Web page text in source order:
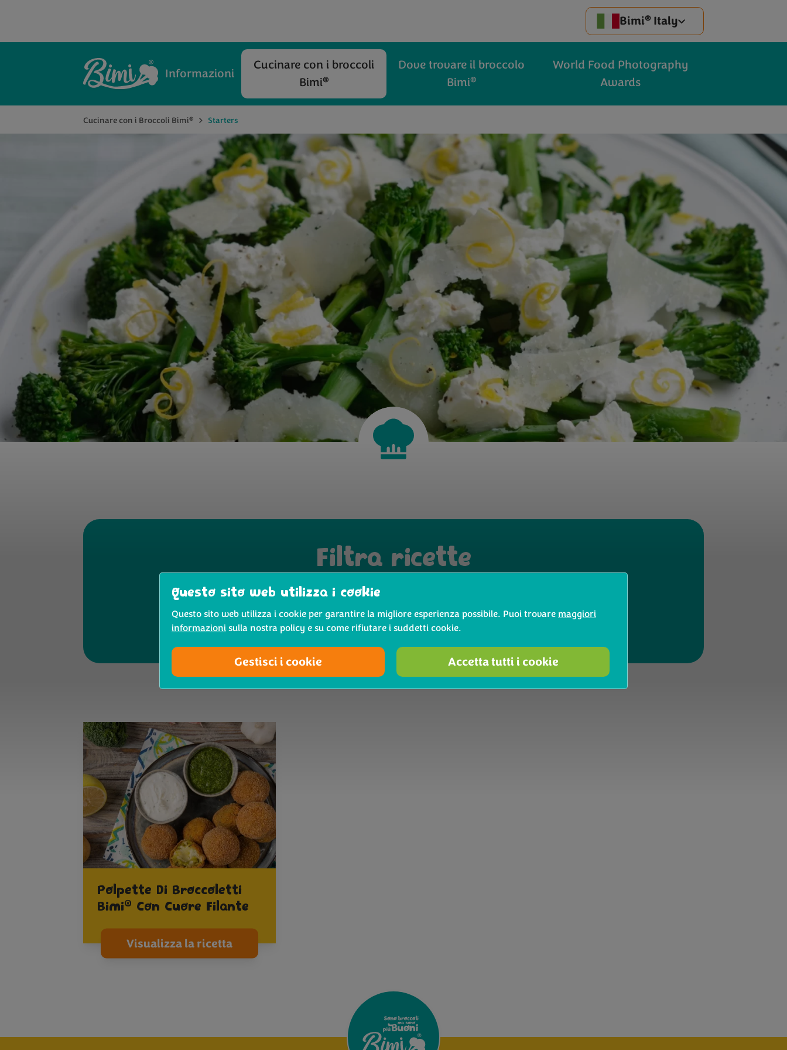
Bimi® Italy
Informazioni
Cucinare con i broccoli
Bimi®
Dove trovare il broccolo
Bimi®
World Food Photography
Awards
Cucinare con i Broccoli Bimi® Starters
Starters
Filtra ricette
Mostra risultati
Polpette Di Broccoletti
Bimi® Con Cuore Filante
Visualizza la ricetta
Questo sito web utilizza i cookie
Questo sito web utilizza i cookie per garantire la migliore esperienza possibile. Puoi trovare maggiori
informazionisulla nostra policy e su come rifiutare i suddetti cookie.
Gestisci i cookie Accetta tutti i cookie